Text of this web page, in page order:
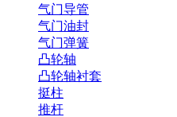
气门导管
气门油封
气门弹簧
凸轮轴
凸轮轴衬套
挺柱
推杆